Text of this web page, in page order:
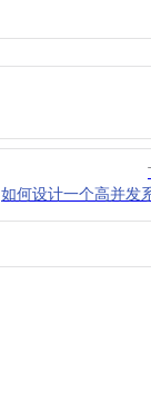
如何设计一个高并发